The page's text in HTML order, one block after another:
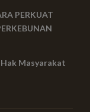
PERKUAT
Masyarakat